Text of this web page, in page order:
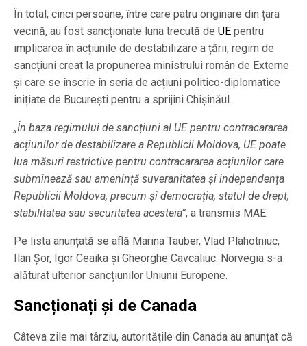
În total, cinci persoane, între care patru originare din țara
vecină, au fost sancționate luna trecută de UE pentru
implicarea în acțiunile de destabilizare a țării, regim de
sancțiuni creat la propunerea ministrului român de Externe
și care se înscrie în seria de acțiuni politico-diplomatice
inițiate de București pentru a sprijini Chișinăul.
„În baza regimului de sancțiuni al UE pentru contracararea
acțiunilor de destabilizare a Republicii Moldova, UE poate
lua măsuri restrictive pentru contracararea acțiunilor care
subminează sau amenință suveranitatea și independența
Republicii Moldova, precum și democrația, statul de drept,
stabilitatea sau securitatea acesteia”, a transmis MAE.
Pe lista anunțată se află Marina Tauber, Vlad Plahotniuc,
Ilan Șor, Igor Ceaika și Gheorghe Cavcaliuc. Norvegia s-a
alăturat ulterior sancțiunilor Uniunii Europene.
Sancționați și de Canada
Câteva zile mai târziu, autoritățile din Canada au anunțat că